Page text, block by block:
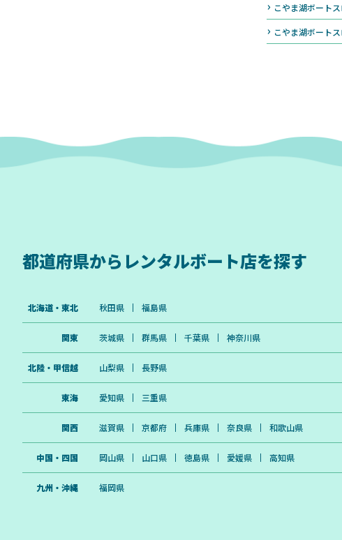
こやま湖ボート
こやま湖ボート
都道府県から レンタルボート店を探す
北海道・東北 秋田県 福島県
関東 茨城県 群馬県 千葉県 神奈川県
北陸・甲信越 山梨県 長野県
東海 愛知県 三重県
関西 滋賀県 京都府 兵庫県 奈良県 和歌山県
中国・四国 岡山県 山口県 徳島県 愛媛県 高知県
九州・沖縄 福岡県